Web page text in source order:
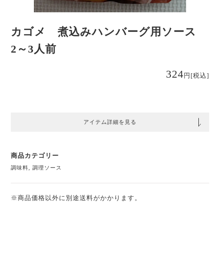
カゴメ 煮込みハンバーグ用ソース
2～3人前
324円 [税込]
アイテム詳細を見る
商品カテゴリー
調味料 ,調理ソース
※商品価格以外に別途送料がかかります。